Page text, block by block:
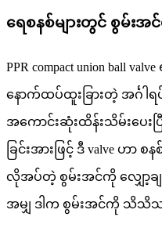
ရေစနစ်များတွင် စွမ်းအင်
PPR compact union ball
နောက်ထပ်ထူးခြားတဲ့ အင်္ဂါ
အကောင်းဆုံးထိန်းသိမ်းပေးပ
ခြင်းအားဖြင့် ဒီ valve ဟ
လိုအပ်တဲ့ စွမ်းအင်ကို လျှော့ချ
အမျှ ဒါက စွမ်းအင်ကို သိသိသ